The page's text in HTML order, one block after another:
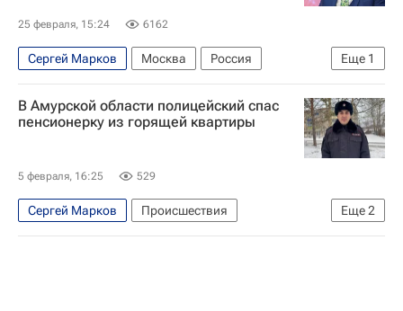
25 февраля, 15:24 6162
Еще 1
Сергей Марков Москва
Россия
Александр Молохов
В Амурской области полицейский спас
пенсионерку из горящей квартиры
5 февраля, 16:25 529
Еще2
Сергей Марков
Происшествия
Амурская область
Сковородино